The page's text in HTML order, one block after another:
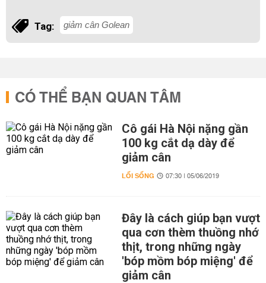
Tag: giảm cân Golean
CÓ THỂ BẠN QUAN TÂM
Cô gái Hà Nội nặng gần
100 kg cắt dạ dày để
giảm cân
LỐI SỐNG 07:30 | 05/06/2019
Đây là cách giúp bạn vượt
qua cơn thèm thuồng nhớ
thịt, trong những ngày
'bóp mồm bóp miệng' để
giảm cân